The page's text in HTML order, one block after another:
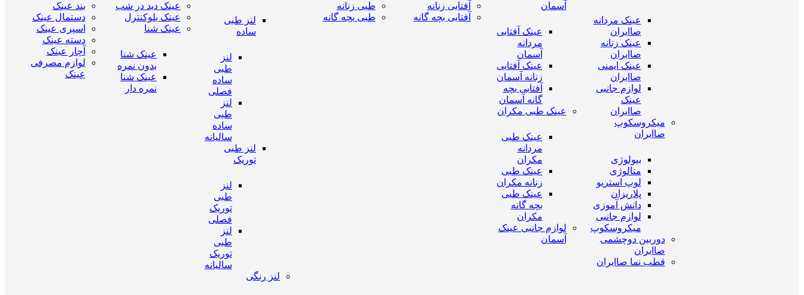
عینک مردانه
صاایران
عینک زنانه
صاایران
عینک ایمنی
صاایران
لوازم جانبی
عینک
صاایران
میکروسکوپ
صاایران
بیولوژی
متالوژی
لوپ استریو
پلاریزان
دانش آموزی
لوازم جانبی
میکروسکوپ
دوربین دوچشمی
صاایران
قطب نما صاایران
آسمان
عینک آفتابی
مردانه
آسمان
عینک آفتابی
زنانه آسمان
آفتابی بچه
گانه آسمان
عینک طبی مکران
عینک طبی
مردانه
مکران
عینک طبی
زنانه مکران
عینک طبی
بچه گانه
مکران
لوازم جانبی عینک
آسمان
آفتابی زنانه
آفتابی بچه گانه
طبی زنانه
طبی بچه گانه
لنز طبی
ساده
لنز
طبی
ساده
فصلی
لنز
طبی
ساده
سالیانه
لنز طبی
توریک
لنز
طبی
توریک
فصلی
لنز
طبی
توریک
سالیانه
لنز رنگی
عینک دید در شب
عینک بلوکنترل
عینک شنا
عینک شنا
بدون نمره
عینک شنا
نمره دار
بند عینک
دستمال عینک
اسپری عینک
دسته عینک
آچار عینک
لوازم مصرفی
عینک